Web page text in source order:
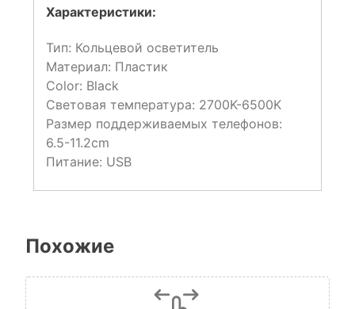
Характеристики:
Тип: Кольцевой осветитель
Материал: Пластик
Color: Black
Световая температура: 2700K-6500K
Размер поддерживаемых телефонов:
6.5-11.2cm
Питание: USB
Похожие